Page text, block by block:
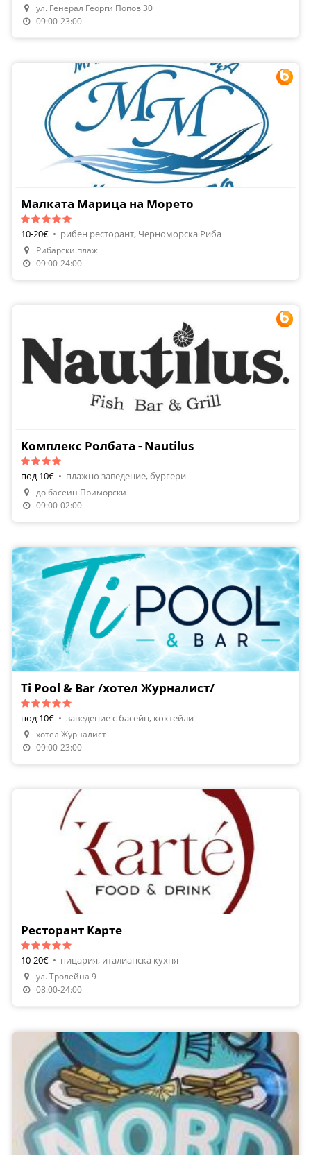
Направи Резервация
ул. Генерал Георги Попов 30
09:00-23:00
Направи Резервация
Малката Марица на Морето
10-20€ • рибен ресторант, Черноморска Риба
Рибарски плаж
09:00-24:00
Направи Резервация
Комплекс Ролбата - Nautilus
под 10€ • плажно заведение, бургери
до басеин Приморски
09:00-02:00
Ti Pool & Bar /хотел Журналист/
под 10€ • заведение с басейн, коктейли
хотел Журналист
09:00-23:00
Ресторант Карте
10-20€ • пицария, италианска кухня
ул. Тролейна 9
08:00-24:00